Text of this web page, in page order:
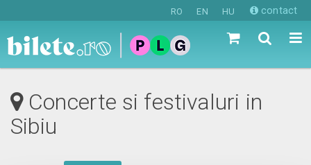
RO EN HU contact
Concerte si festivaluri in
Sibiu